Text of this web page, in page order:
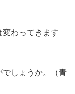
わってきます
しょうか。（青